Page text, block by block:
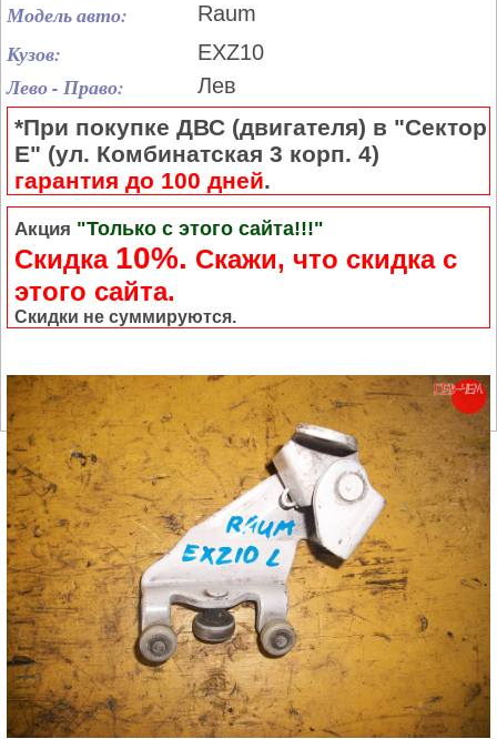
Модель авто: Raum
Кузов: EXZ10
Лево - Право: Лев
*При покупке ДВС (двигателя) в "Сектор
Е" (ул. Комбинатская 3 корп. 4)
гарантия до 100 дней.
Акция "Только с этого сайта!!!"
Скидка 10%. Cкажи, что скидка с
этого сайта.
Скидки не суммируются.